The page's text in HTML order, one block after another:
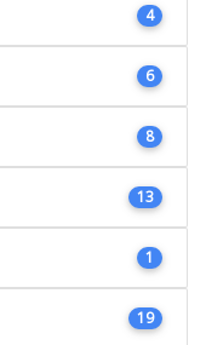
4
6
8
13
1
19